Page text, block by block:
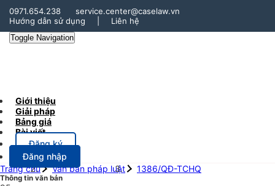
0971.654.238
service.center@caselaw.vn
Hướng dẫn sử dụng
Liên hệ
Toggle Navigation
Giới thiệu
Giải pháp
Bảng giá
Bài viết
Đăng ký
Đăng nhập
Trang chủ
Văn bản pháp luật 1386/QĐ-TCHQ
Thông tin văn bản